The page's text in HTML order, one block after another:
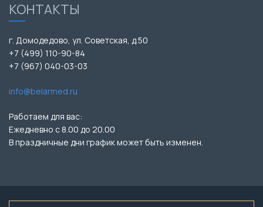
КОНТАКТЫ
г. Домодедово, ул. Советская, д.50
+7 (499) 110-90-84
+7 (967) 040-03-03
info@belarmed.ru
Работаем для вас:
Ежедневно с 8.00 до 20.00
В праздничные дни график может быть изменен.